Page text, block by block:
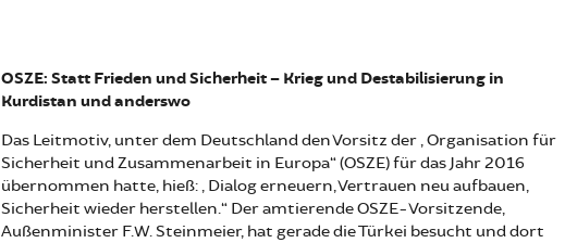
OSZE: Statt Frieden und Sicherheit – Krieg und Destabilisierung in
Kurdistan und anderswo
Das Leitmotiv, unter dem Deutschland den Vorsitz der „Organisation für
Sicherheit und Zusammenarbeit in Europa“ (OSZE) für das Jahr 2016
übernommen hatte, hieß: „Dialog erneuern, Vertrauen neu aufbauen,
Sicherheit wieder herstellen.“ Der amtierende OSZE-Vorsitzende,
Außenminister F.W. Steinmeier, hat gerade die Türkei besucht und dort